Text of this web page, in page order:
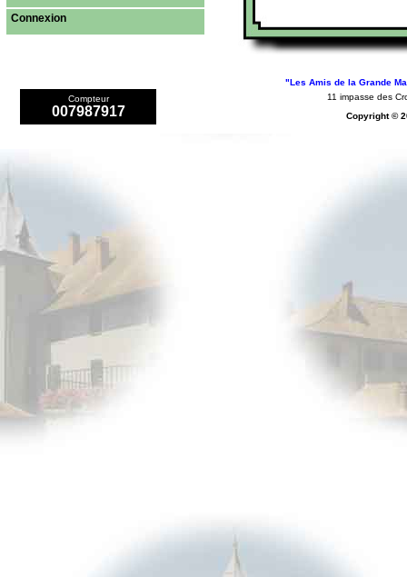
Connexion
"Les Amis de la Grande
Compteur
007987917
11 impasse des
Copyright ©